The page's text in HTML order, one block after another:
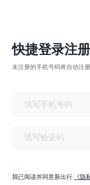
快捷登录注册
未注册的手机号码将自动注册
我已阅读并同意新出行 《隐